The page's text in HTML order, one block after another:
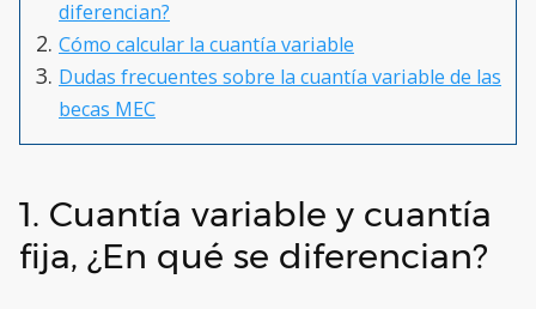
diferencian?
Cómo calcular la cuantía variable
Dudas frecuentes sobre la cuantía variable de las
becas MEC
1. Cuantía variable y cuantía
fija, ¿En qué se diferencian?